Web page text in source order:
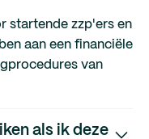
startende zzp'ers en
aan een financiële
van
als ik deze